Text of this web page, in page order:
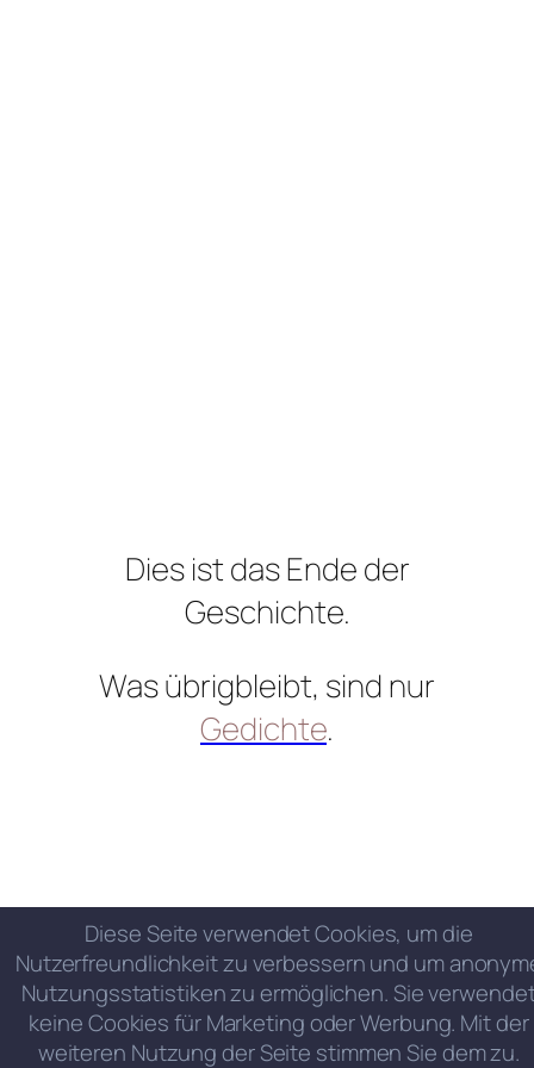
Dies ist das Ende der
Geschichte.
Was übrigbleibt, sind nur
Gedichte.
Diese Seite verwendet Cookies, um die
Nutzerfreundlichkeit zu verbessern und um
Nutzungsstatistiken zu ermöglichen. Sie
keine Cookies für Marketing oder Werbung. Mit der
weiteren Nutzung der Seite stimmen Sie dem zu.